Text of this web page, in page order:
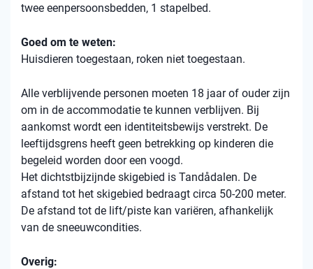
twee eenpersoonsbedden, 1 stapelbed.
Goed om te weten:
Huisdieren toegestaan, roken niet toegestaan.
Alle verblijvende personen moeten 18 jaar of ouder zijn
om in de accommodatie te kunnen verblijven. Bij
aankomst wordt een identiteitsbewijs verstrekt. De
leeftijdsgrens heeft geen betrekking op kinderen die
begeleid worden door een voogd.
Het dichtstbijzijnde skigebied is Tandådalen. De
afstand tot het skigebied bedraagt ​​circa 50-200 meter.
De afstand tot de lift/piste kan variëren, afhankelijk
van de sneeuwcondities.
Overig: